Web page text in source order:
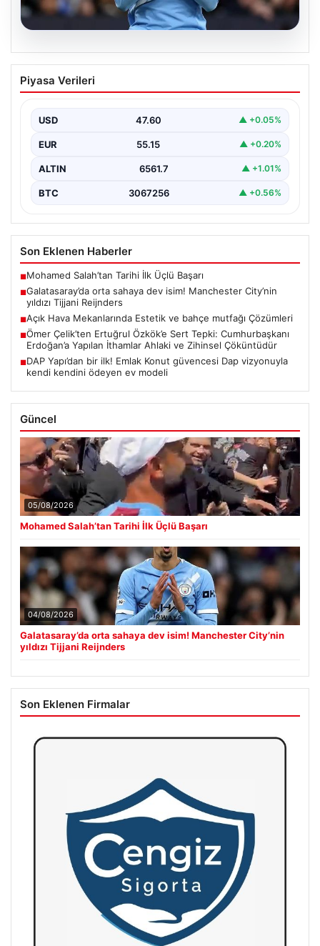
Galatasaray’da orta sahaya dev isim!
Manchester City’nin yıldızı Tijjani
Piyasa Verileri
USD 47.60 ▲ +0.05%
EUR 55.15 ▲ +0.20%
ALTIN 6561.7 ▲ +1.01%
BTC 3067256 ▲ +0.56%
Son Eklenen Haberler
■Mohamed Salah’tan Tarihi İlk Üçlü Başarı
■Galatasaray’da orta sahaya dev isim! Manchester City’nin
yıldızı Tijjani Reijnders
■Açık Hava Mekanlarında Estetik ve bahçe mutfağı Çözümleri
■Ömer Çelik’ten Ertuğrul Özkök’e Sert Tepki: Cumhurbaşkanı
Erdoğan’a Yapılan İthamlar Ahlaki ve Zihinsel Çöküntüdür
■DAP Yapı’dan bir ilk! Emlak Konut güvencesi Dap vizyonuyla
kendi kendini ödeyen ev modeli
Güncel
05/08/2026
Mohamed Salah’tan Tarihi İlk Üçlü Başarı
04/08/2026
Galatasaray’da orta sahaya dev isim! Manchester City’nin
yıldızı Tijjani Reijnders
Son Eklenen Firmalar